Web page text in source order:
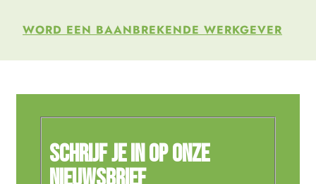
WORD EEN BAANBREKENDE WERKGEVER